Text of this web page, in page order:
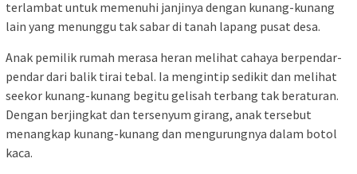
terlambat untuk memenuhi janjinya dengan kunang-kunang
lain yang menunggu tak sabar di tanah lapang pusat desa.
Anak pemilik rumah merasa heran melihat cahaya berpendar-
pendar dari balik tirai tebal. Ia mengintip sedikit dan melihat
seekor kunang-kunang begitu gelisah terbang tak beraturan.
Dengan berjingkat dan tersenyum girang, anak tersebut
menangkap kunang-kunang dan mengurungnya dalam botol
kaca.